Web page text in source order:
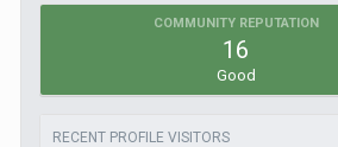
COMMUNITY REPUTATION
16
Good
RECENT PROFILE VISITORS